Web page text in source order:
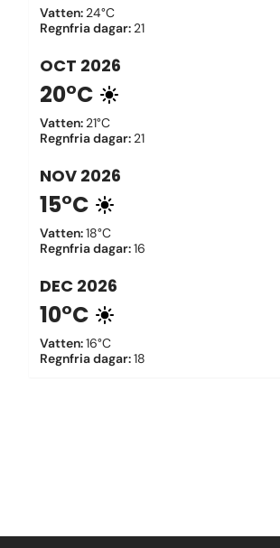
Vatten: 24°C
Regnfria dagar: 21
OCT 2026
20°C
Vatten: 21°C
Regnfria dagar: 21
NOV 2026
15°C
Vatten:18°C
Regnfria dagar:16
DEC 2026
10°C
Vatten:16°C
Regnfria dagar:18